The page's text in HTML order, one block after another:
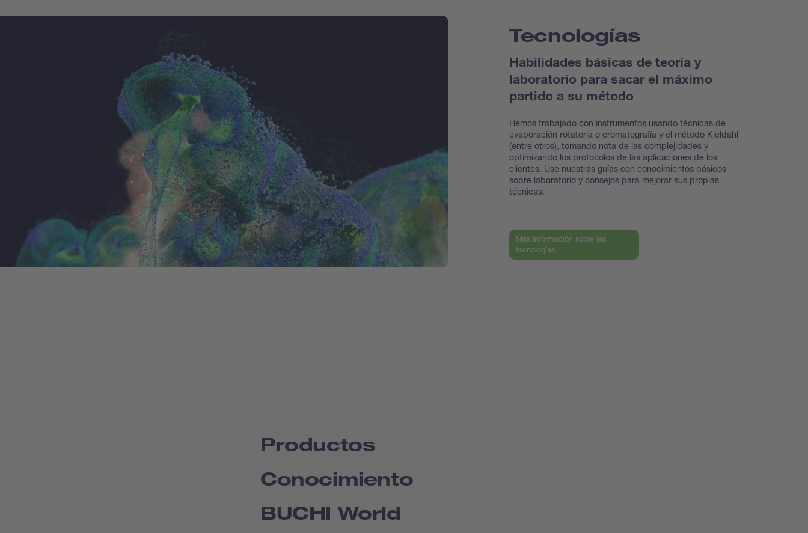
Tecnologías
Habilidades básicas de teoría y
laboratorio para sacar el máximo
partido a su método
Hemos trabajado con instrumentos usando técnicas de
evaporación rotatoria o cromatografía y el método Kjeldahl
(entre otros), tomando nota de las complejidades y
optimizando los protocolos de las aplicaciones de los
clientes. Use nuestras guías con conocimientos básicos
sobre laboratorio y consejos para mejorar sus propias
técnicas.
Más información sobre las
tecnologías
Productos
Conocimiento
BUCHI World